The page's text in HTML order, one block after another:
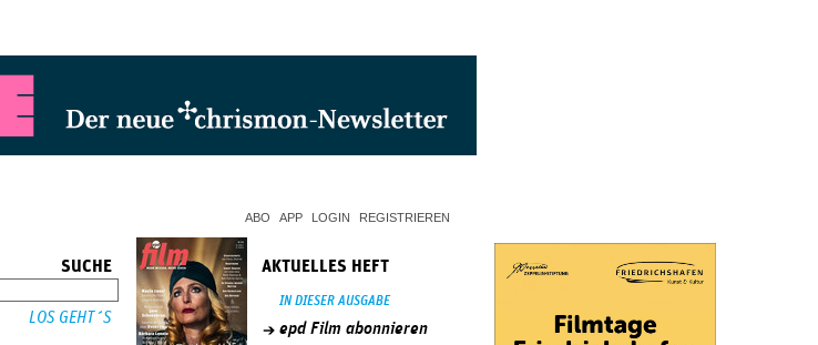
ABO APP LOGIN REGISTRIEREN
SUCHE AKTUELLES HEFT
IN DIESER AUSGABE
epd Film abonnieren